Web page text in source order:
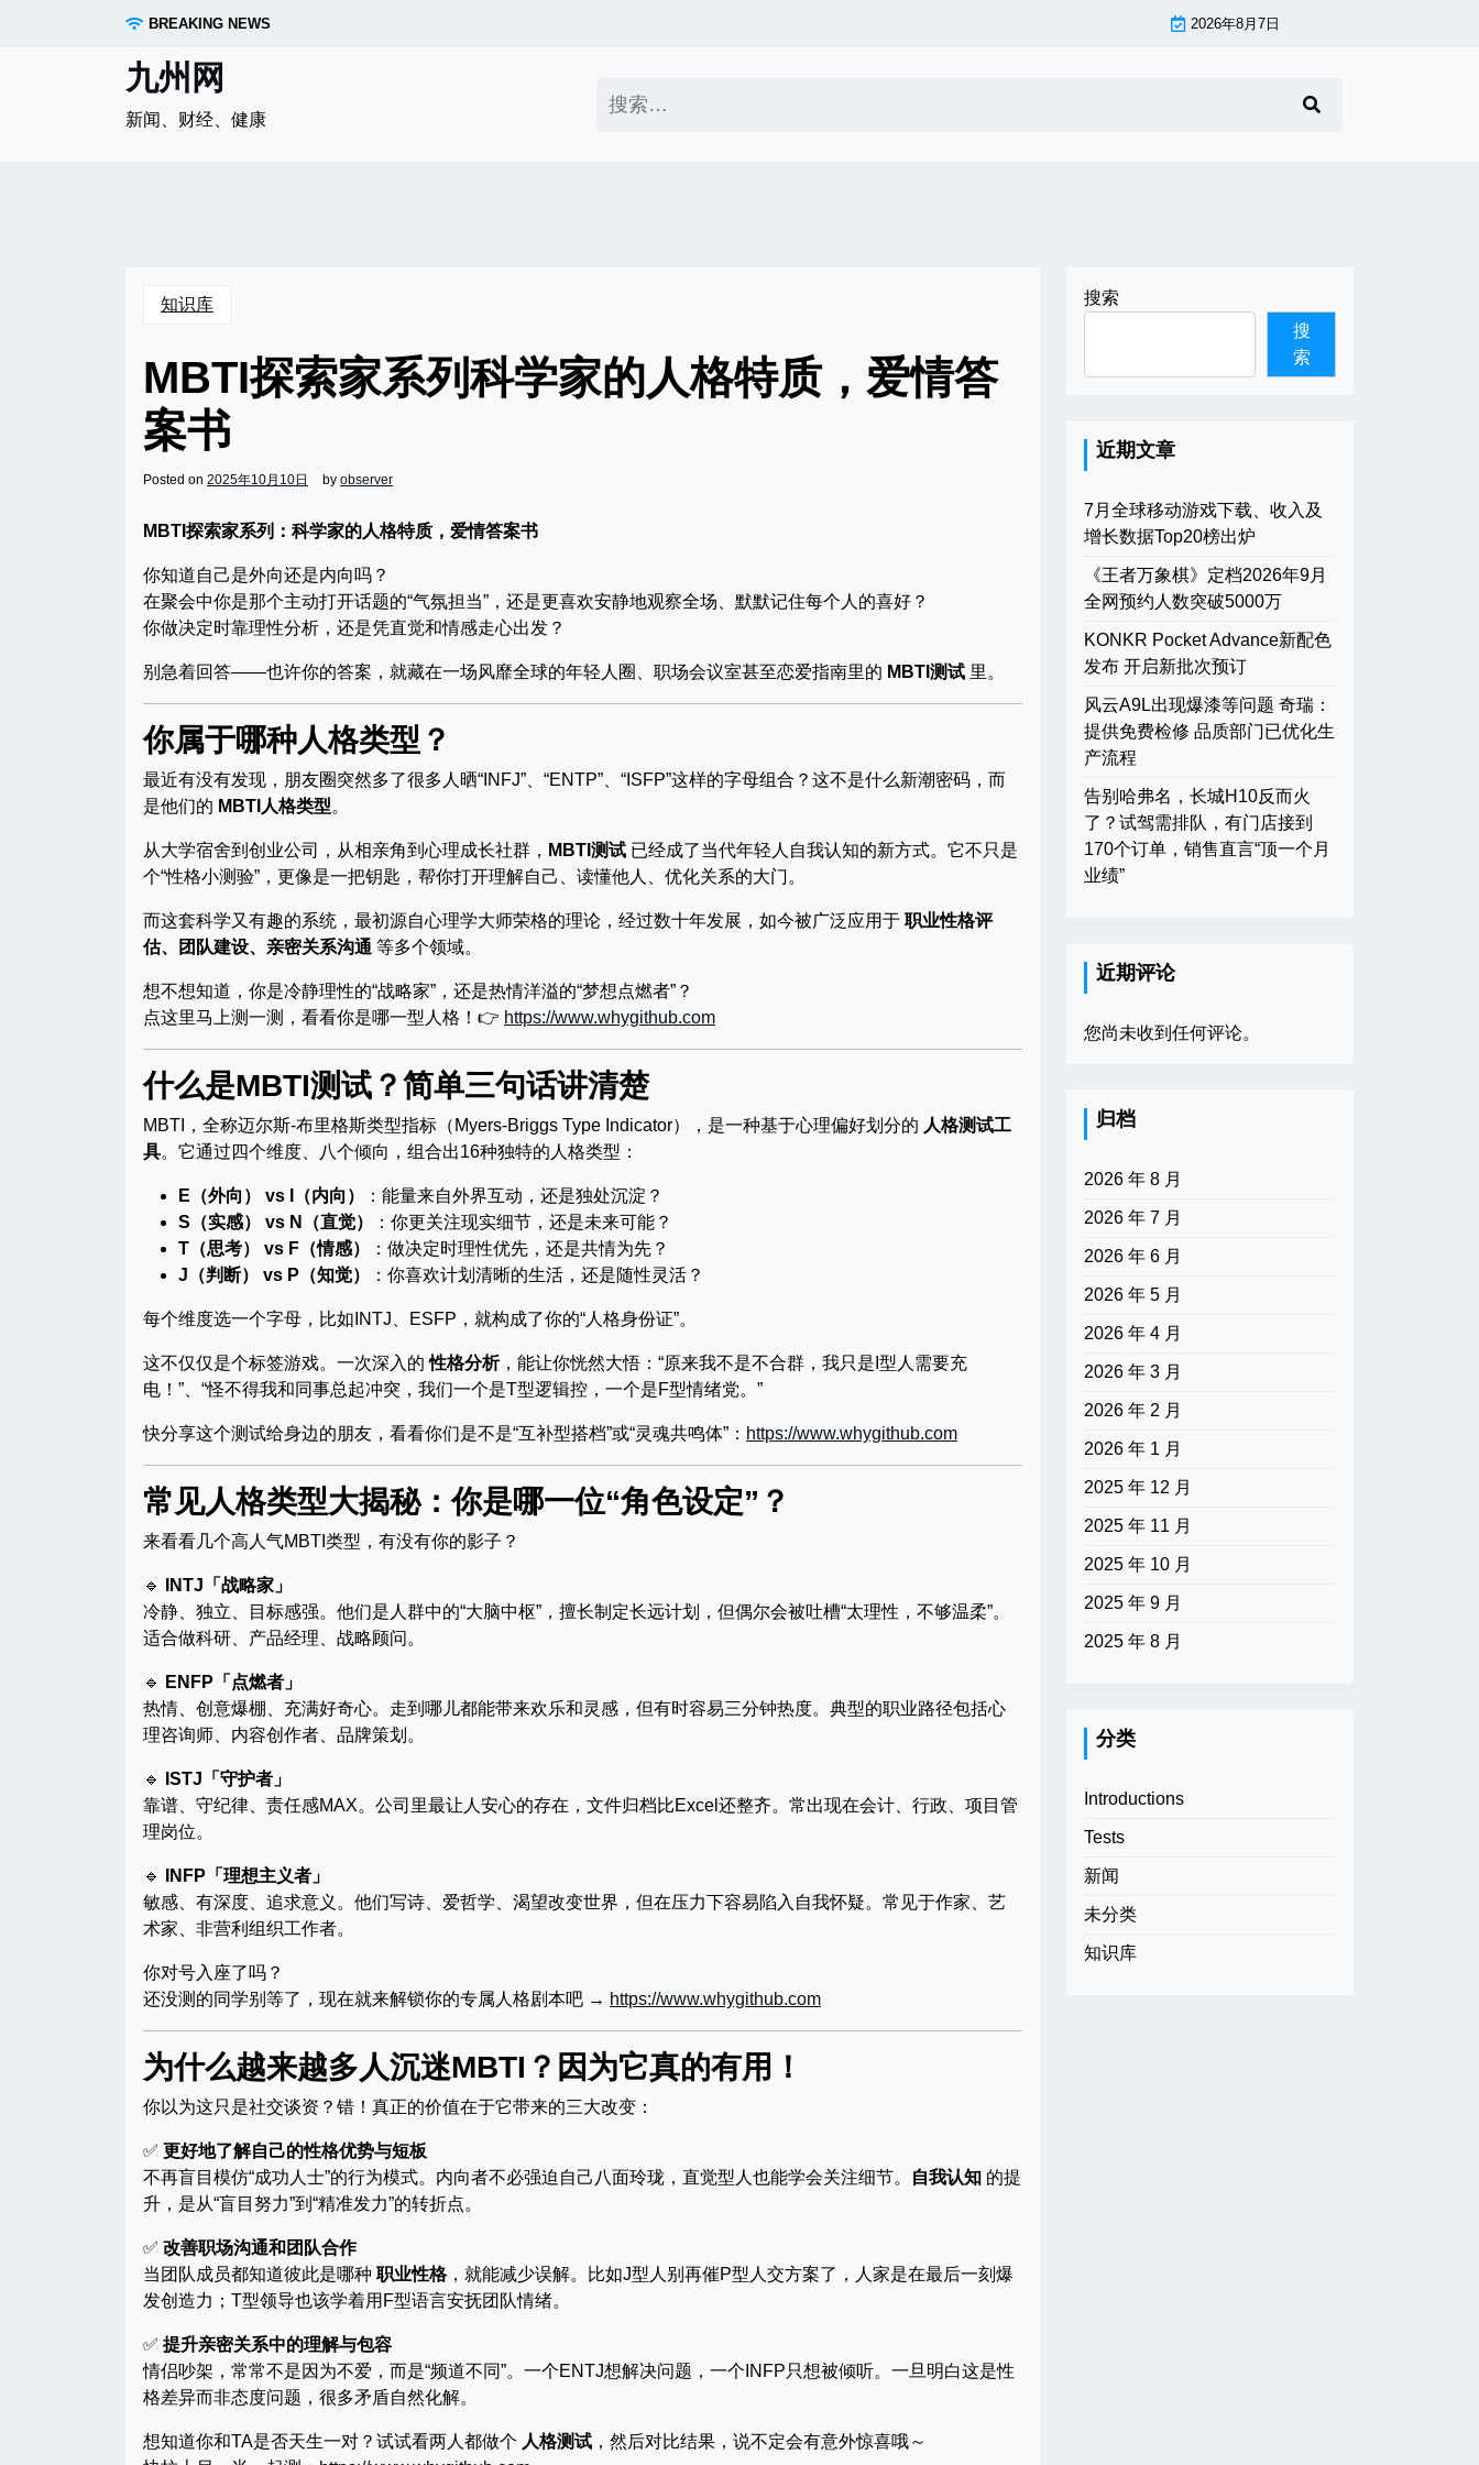
BREAKING NEWS 2026年8月7日
九州网
新闻、财经、健康
索：
知识库
MBTI探索家系列科学家的人格特质，爱情答
案书
Posted on 2025年10月10日 by observer
MBTI探索家系列：科学家的人格特质，爱情答案书
你知道自己是外向还是内向吗？
在聚会中你是那个主动打开话题的“气氛担当”，还是更喜欢安静地观察全场、默默记住每个人的喜好？
你做决定时靠理性分析，还是凭直觉和情感走心出发？
别急着回答——也许你的答案，就藏在一场风靡全球的年轻人圈、职场会议室甚至恋爱指南里的 MBTI测试 里。
你属于哪种人格类型？
最近有没有发现，朋友圈突然多了很多人晒“INFJ”、“ENTP”、“ISFP”这样的字母组合？这不是什么新潮密码，而
是他们的 MBTI人格类型。
从大学宿舍到创业公司，从相亲角到心理成长社群， MBTI测试 已经成了当代年轻人自我认知的新方式。它不只是
个“性格小测验”，更像是一把钥匙，帮你打开理解自己、读懂他人、优化关系的大门。
而这套科学又有趣的系统，最初源自心理学大师荣格的理论，经过数十年发展，如今被广泛应用于 职业性格评
估、团队建设、亲密关系沟通 等多个领域。
想不想知道，你是冷静理性的“战略家”，还是热情洋溢的“梦想点燃者”？
点这里马上测一测，看看你是哪一型人格！👉 https://www.whygithub.com
什么是MBTI测试？简单三句话讲清楚
MBTI，全称迈尔斯-布里格斯类型指标（Myers-Briggs Type Indicator），是一种基于心理偏好划分的 人格测试工
具。它通过四个维度、八个倾向，组合出16种独特的人格类型：
E（外向） vs I（内向）
：能量来自外界互动，还是独处沉淀？
S（实感） vs N（直觉）
：你更关注现实细节，还是未来可能？
T（思考） vs F（情感）
：做决定时理性优先，还是共情为先？
J（判断） vs P（知觉）
：你喜欢计划清晰的生活，还是随性灵活？
每个维度选一个字母，比如INTJ、ESFP，就构成了你的“人格身份证”。
这不仅仅是个标签游戏。一次深入的性格分析，能让你恍然大悟：“原来我不是不合群，我只是I型人需要充
电！”、“怪不得我和同事总起冲突，我们一个是T型逻辑控，一个是F型情绪党。”
快分享这个测试给身边的朋友，看看你们是不是“互补型搭档”或“灵魂共鸣体”： https://www.whygithub.com
常见人格类型大揭秘：你是哪一位“角色设定”？
来看看几个高人气MBTI类型，有没有你的影子？
🔹
INTJ「战略家」
冷静、独立、目标感强。他们是人群中的“大脑中枢”，擅长制定长远计划，但偶尔会被吐槽“太理性，不够温柔”。
适合做科研、产品经理、战略顾问。
🔹
ENFP「点燃者」
热情、创意爆棚、充满好奇心。走到哪儿都能带来欢乐和灵感，但有时容易三分钟热度。典型的职业路径包括心
理咨询师、内容创作者、品牌策划。
🔹
ISTJ「守护者」
靠谱、守纪律、责任感MAX。公司里最让人安心的存在，文件归档比Excel还整齐。常出现在会计、行政、项目管
理岗位。
🔹
INFP「理想主义者」
敏感、有深度、追求意义。他们写诗、爱哲学、渴望改变世界，但在压力下容易陷入自我怀疑。常见于作家、艺
术家、非营利组织工作者。
你对号入座了吗？
还没测的同学别等了，现在就来解锁你的专属人格剧本吧 → https://www.whygithub.com
为什么越来越多人沉迷MBTI？因为它真的有用！
你以为这只是社交谈资？错！真正的价值在于它带来的三大改变：
✅ 更好地了解自己的性格优势与短板
不再盲目模仿“成功人士”的行为模式。内向者不必强迫自己八面玲珑，直觉型人也能学会关注细节。
自我认知 的提
升，是从“盲目努力”到“精准发力”的转折点。
✅ 改善职场沟通和团队合作
当团队成员都知道彼此是哪种 职业性格，就能减少误解。比如J型人别再催P型人交方案了，人家是在最后一刻爆
发创造力；T型领导也该学着用F型语言安抚团队情绪。
✅ 提升亲密关系中的理解与包容
情侣吵架，常常不是因为不爱，而是“频道不同”。一个ENTJ想解决问题，一个INFP只想被倾听。一旦明白这是性
格差异而非态度问题，很多矛盾自然化解。
想知道你和TA是否天生一对？试试看两人都做个 人格测试 ，然后对比结果，说不定会有意外惊喜哦～
搜索
搜
索
近期文章
7月全球移动游戏下载、收入及
增长数据Top20榜出炉
《王者万象棋》定档2026年9月
全网预约人数突破5000万
KONKR Pocket Advance新配色
发布 开启新批次预订
风云A9L出现爆漆等问题 奇瑞：
提供免费检修 品质部门已优化生
产流程
告别哈弗名，长城H10反而火
了？试驾需排队，有门店接到
170个订单，销售直言“顶一个月
业绩”
近期评论
您尚未收到任何评论。
归档
2026 年 8 月
2026 年 7 月
2026 年 6 月
2026 年 5 月
2026 年 4 月
2026 年 3 月
2026 年 2 月
2026 年 1 月
2025 年 12 月
2025 年 11 月
2025 年 10 月
2025 年 9 月
2025 年 8 月
分类
Introductions
Tests
新闻
未分类
知识库